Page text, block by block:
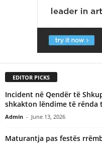
EDITOR PICKS
Incident në Qendër të
shkakton lëndime të rënda
Admin - June 13, 2026
Maturantja pas festës